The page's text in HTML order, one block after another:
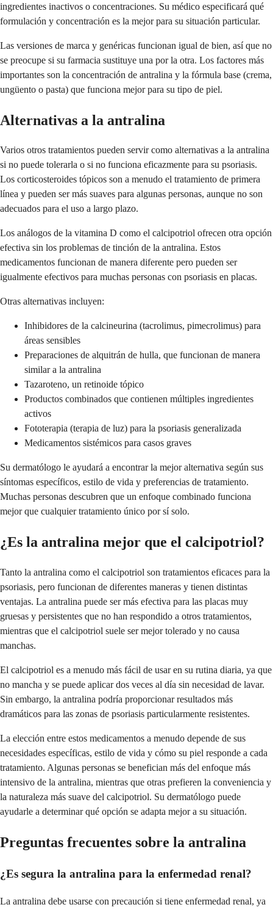
ingredientes inactivos o concentraciones. Su médico especificará qué
formulación y concentración es la mejor para su situación particular.
Las versiones de marca y genéricas funcionan igual de bien, así que no
se preocupe si su farmacia sustituye una por la otra. Los factores más
importantes son la concentración de antralina y la fórmula base (crema,
ungüento o pasta) que funciona mejor para su tipo de piel.
Alternativas a la antralina
Varios otros tratamientos pueden servir como alternativas a la antralina
si no puede tolerarla o si no funciona eficazmente para su psoriasis.
Los corticosteroides tópicos son a menudo el tratamiento de primera
línea y pueden ser más suaves para algunas personas, aunque no son
adecuados para el uso a largo plazo.
Los análogos de la vitamina D como el calcipotriol ofrecen otra opción
efectiva sin los problemas de tinción de la antralina. Estos
medicamentos funcionan de manera diferente pero pueden ser
igualmente efectivos para muchas personas con psoriasis en placas.
Otras alternativas incluyen:
Inhibidores de la calcineurina (tacrolimus, pimecrolimus) para
áreas sensibles
Preparaciones de alquitrán de hulla, que funcionan de manera
similar a la antralina
Tazaroteno, un retinoide tópico
Productos combinados que contienen múltiples ingredientes
activos
Fototerapia (terapia de luz) para la psoriasis generalizada
Medicamentos sistémicos para casos graves
Su dermatólogo le ayudará a encontrar la mejor alternativa según sus
síntomas específicos, estilo de vida y preferencias de tratamiento.
Muchas personas descubren que un enfoque combinado funciona
mejor que cualquier tratamiento único por sí solo.
¿Es la antralina mejor que el calcipotriol?
Tanto la antralina como el calcipotriol son tratamientos eficaces para la
psoriasis, pero funcionan de diferentes maneras y tienen distintas
ventajas. La antralina puede ser más efectiva para las placas muy
gruesas y persistentes que no han respondido a otros tratamientos,
mientras que el calcipotriol suele ser mejor tolerado y no causa
manchas.
El calcipotriol es a menudo más fácil de usar en su rutina diaria, ya que
no mancha y se puede aplicar dos veces al día sin necesidad de lavar.
Sin embargo, la antralina podría proporcionar resultados más
dramáticos para las zonas de psoriasis particularmente resistentes.
La elección entre estos medicamentos a menudo depende de sus
necesidades específicas, estilo de vida y cómo su piel responde a cada
tratamiento. Algunas personas se benefician más del enfoque más
intensivo de la antralina, mientras que otras prefieren la conveniencia y
la naturaleza más suave del calcipotriol. Su dermatólogo puede
ayudarle a determinar qué opción se adapta mejor a su situación.
Preguntas frecuentes sobre la antralina
¿Es segura la antralina para la enfermedad renal?
La antralina debe usarse con precaución si tiene enfermedad renal, ya